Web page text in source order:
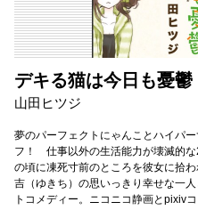
デキる猫は今日も憂鬱
山田ヒツジ
夢のパーフェクトにゃんことハイパ
フ！ 仕事以外の生活能力が壊滅的
の頃に凍死寸前のところを彼女に拾
吉（ゆきち）の思いっきり幸せな一
トコメディー。ニコニコ静画とpixiv